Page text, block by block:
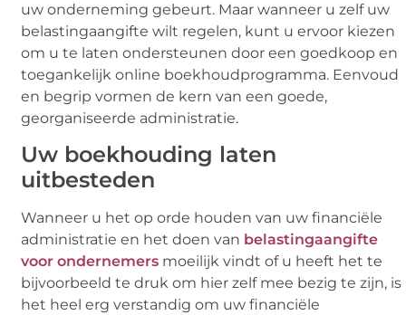
uw onderneming gebeurt. Maar wanneer u zelf uw
belastingaangifte wilt regelen, kunt u ervoor kiezen
om u te laten ondersteunen door een goedkoop en
toegankelijk online boekhoudprogramma. Eenvoud
en begrip vormen de kern van een goede,
georganiseerde administratie.
Uw boekhouding laten
uitbesteden
Wanneer u het op orde houden van uw financiële
administratie en het doen van belastingaangifte
voor ondernemers moeilijk vindt of u heeft het te
bijvoorbeeld te druk om hier zelf mee bezig te zijn, is
het heel erg verstandig om uw financiële